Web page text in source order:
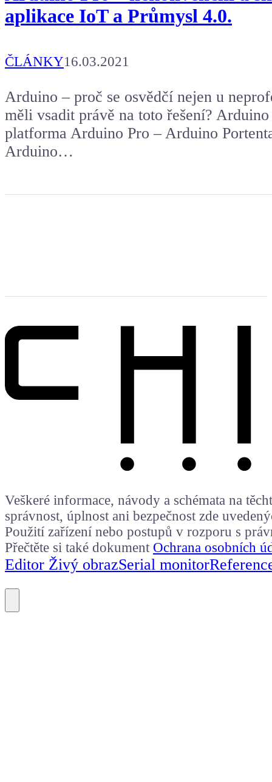
aplikace IoT a Průmysl 4.0.
ČLÁNKY16.03.2021
Arduino – proč se osvědčí nejen u
měli vsadit právě na toto řešení?
platforma Arduino Pro – Arduino
Arduino…
Veškeré informace, návody a schémata na
správnost, úplnost ani bezpečnost zde
Použití zařízení nebo postupů v rozporu s
Přečtěte si také dokument Ochrana osobních
Editor Živý obrazSerial monitor